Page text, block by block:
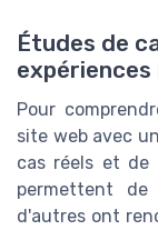
Études de
Pour
site web avec
cas réels et de
permettent
d'autres ont